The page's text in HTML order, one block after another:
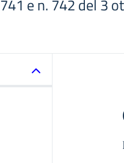
741 e n. 742 del 3